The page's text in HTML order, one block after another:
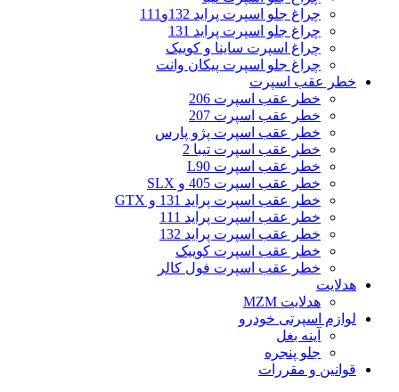
چراغ جلو اسپرت پراید 132و111
چراغ جلو اسپرت پراید 131
چراغ اسپرت ساینا و کوییک
چراغ جلو اسپرت پیکان وانت
خطر عقب اسپرت
خطر عقب اسپرت 206
خطر عقب اسپرت 207
خطر عقب اسپرت پژو پارس
خطر عقب اسپرت تیبا 2
خطر عقب اسپرت L90
خطر عقب اسپرت 405 و SLX
خطر عقب اسپرت پراید 131 و GTX
خطر عقب اسپرت پراید 111
خطر عقب اسپرت پراید 132
خطر عقب اسپرت کوییک
خطر عقب اسپرت فول کالر
هدلایت
هدلایت MZM
لوازم اسپرتی خودرو
آینه بغل
جلو پنجره
قوانین و مقررات